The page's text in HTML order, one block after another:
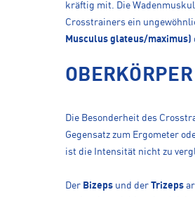
kräftig mit. Die
Crosstrainers ein
Musculus glateus/maximus)
OBERKÖRPER
Die Besonderheit des
Gegensatz zum Ergometer
ist die Intensität nicht zu
Der Bizeps und der Trizeps